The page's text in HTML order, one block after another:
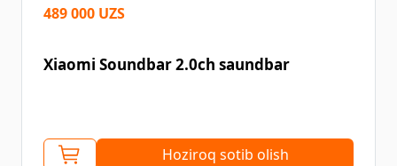
489 000 UZS
Xiaomi Soundbar 2.0ch saundbar
Hoziroq sotib olish